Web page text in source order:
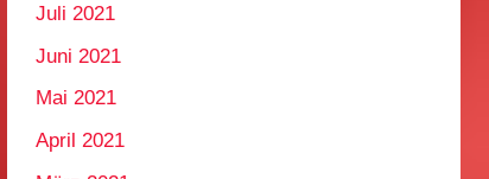
Juli 2021
Juni 2021
Mai 2021
April 2021